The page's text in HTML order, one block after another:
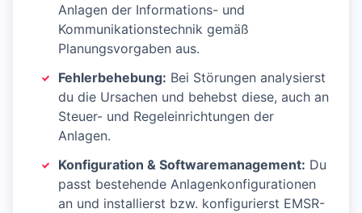
Anlagen der Informations- und
Kommunikationstechnik gemäß
Planungsvorgaben aus.
Fehlerbehebung: Bei Störungen analysierst
du die Ursachen und behebst diese, auch an
Steuer- und Regeleinrichtungen der
Anlagen.
Konfiguration & Softwaremanagement: Du
passt bestehende Anlagenkonfigurationen
an und installierst bzw. konfigurierst EMSR-